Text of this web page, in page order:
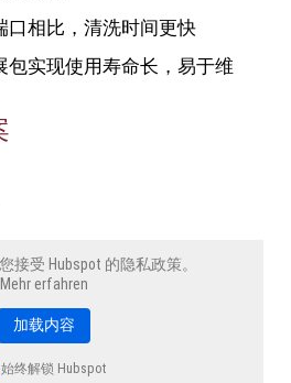
口相比，清洗时间更快
包实现使用寿命长，易于维
接受 Hubspot 的隐私政策。
Mehr erfahren
加载内容
始终解锁 Hubspot